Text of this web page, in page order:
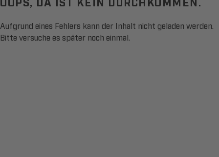
Aufgrund eines Fehlers kann der Inhalt nicht geladen werden.
Bitte versuche es später noch einmal.